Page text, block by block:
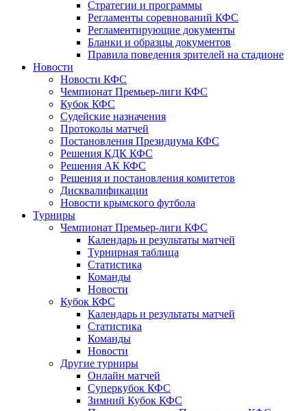
Стратегии и программы
Регламенты соревнований КФС
Регламентирующие документы
Бланки и образцы документов
Правила поведения зрителей на стадионе
Новости
Новости КФС
Чемпионат Премьер-лиги КФС
Кубок КФС
Судейские назначения
Протоколы матчей
Постановления Президиума КФС
Решения КДК КФС
Решения АК КФС
Решения и постановления комитетов
Дисквалификации
Новости крымского футбола
Турниры
Чемпионат Премьер-лиги КФС
Календарь и результаты матчей
Турнирная таблица
Статистика
Команды
Новости
Кубок КФС
Календарь и результаты матчей
Статистика
Команды
Новости
Другие турниры
Онлайн матчей
Суперкубок КФС
Зимний Кубок КФС